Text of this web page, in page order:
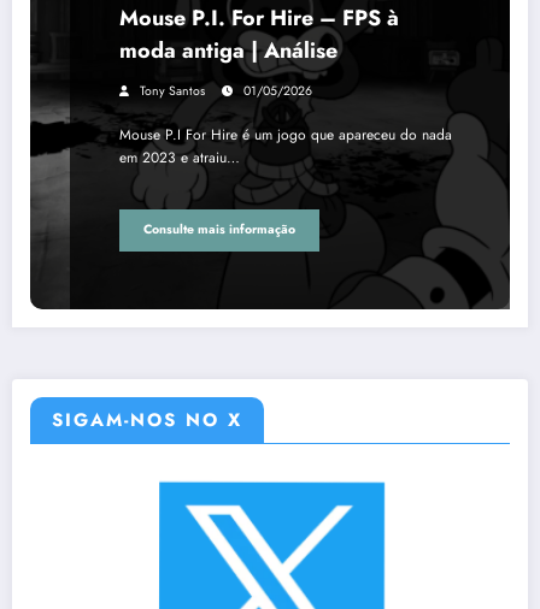
Mouse P.I. For Hire – FPS à
moda antiga | Análise
Tony Santos 01/05/2026
Mouse P.I For Hire é um jogo que apareceu do nada
em 2023 e atraiu…
Consulte mais informação
SIGAM-NOS NO X